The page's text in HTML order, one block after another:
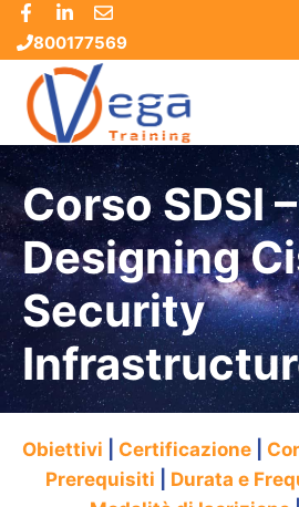
Vai
contenuto
800177569
Corso SDSI –
Designing
Security
Obiettivi Certificazione
Prerequisiti
Durata e